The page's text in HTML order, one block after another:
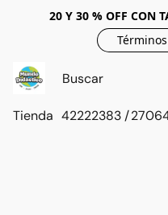
20 Y 30 % OFF CON
Tienda 42222383 /